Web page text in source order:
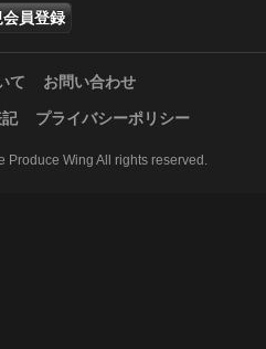
会員登録
て お問い合わせ
プライバシーポリシー
Wing All rights reserved.